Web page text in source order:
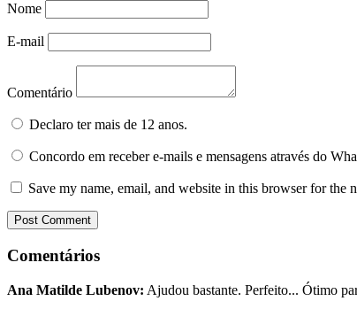
Nome
E-mail
Comentário
Declaro ter mais de 12 anos.
Concordo em receber e-mails e mensagens através do
Save my name, email, and website in this browser for the
Comentários
Ana Matilde Lubenov: Ajudou bastante. Perfeito... Ótimo